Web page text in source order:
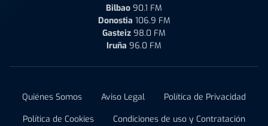
Bilbao 90.1 FM
Donostia 106.9 FM
Gasteiz 98.0 FM
Iruña 96.0 FM
Quiénes Somos Aviso Legal
Política de Privacidad
Política de Cookies
Condiciones de uso y Contratación